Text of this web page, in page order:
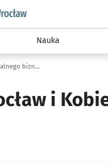
Strategia rozwoju
Nauka
„Bez Mikro Nie Ma Makro”: Wrocław i Kobierzyce o rozwoju lokalnego biznesu
i